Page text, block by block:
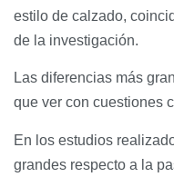
estilo de calzado,
de la investigación.
Las diferencias más
que ver con cuestiones
En los estudios
grandes respecto a la